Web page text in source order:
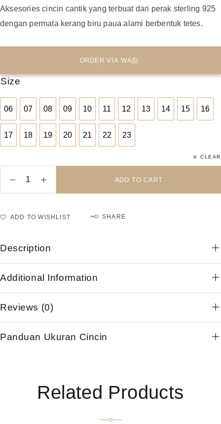
Aksesories cincin cantik yang terbuat dari perak sterling 925
dengan permata kerang biru paua alami berbentuk tetes.
ORDER VIA WA
Size
06
06
07
07
08
08
09
09
10
10
11
11
12
12
13
13
14
14
15
15
16
16
17
17
18
18
19
19
20
20
21
21
22
22
23
23
CLEAR
ADD TO CART
ADD TO WISHLIST SHARE
Description
Additional Information
Reviews (0)
Panduan Ukuran Cincin
Related Products